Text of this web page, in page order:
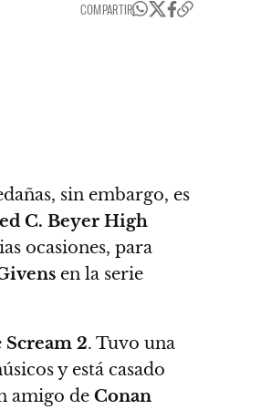
COMPARTIR
sin embargo, es
C. Beyer High
ocasiones, para
en la serie
Scream 2. Tuvo una
y está casado
amigo de Conan